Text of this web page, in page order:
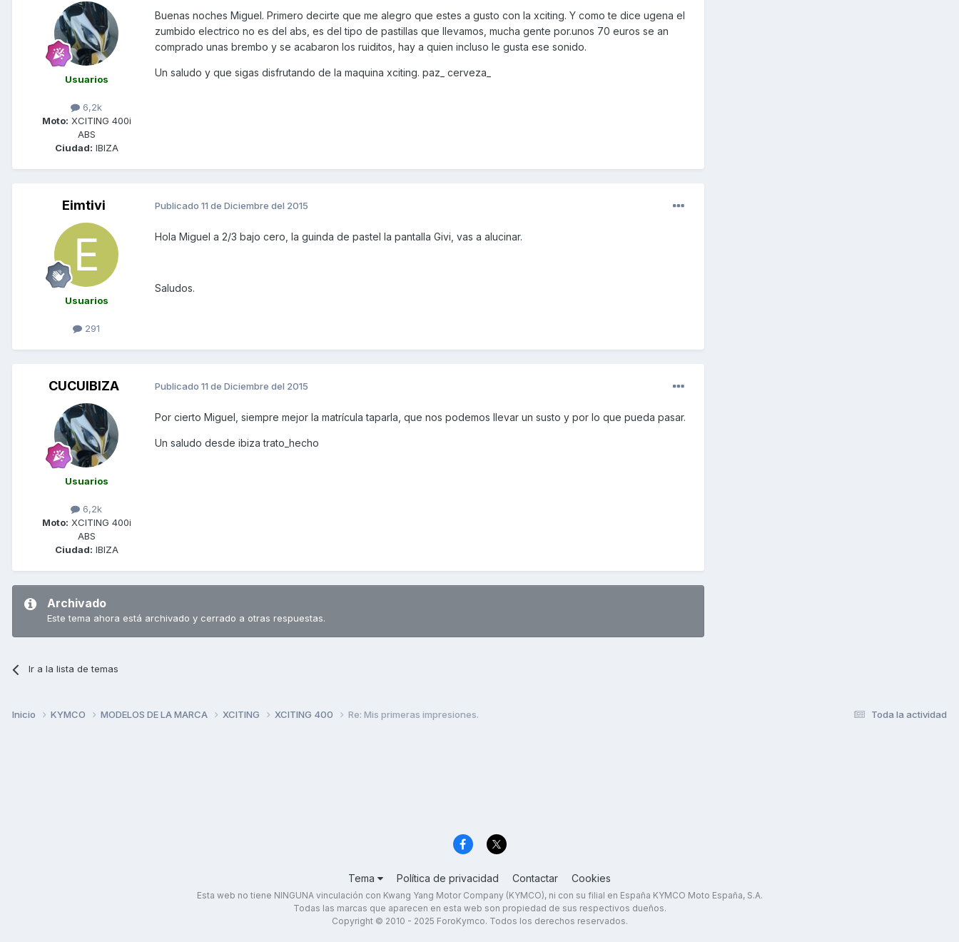
Usuarios
6,2k
Moto: XCITING 400i
ABS
Ciudad: IBIZA
Buenas noches Miguel. Primero decirte que me alegro que estes a gusto con la xciting. Y como te dice ugena el
zumbido electrico no es del abs, es del tipo de pastillas que llevamos, mucha gente por.unos 70 euros se an
comprado unas brembo y se acabaron los ruiditos, hay a quien incluso le gusta ese sonido.
Un saludo y que sigas disfrutando de la maquina xciting. paz_ cerveza_
Eimtivi
Usuarios
291
Publicado 11 de Diciembre del 2015
Hola Miguel a 2/3 bajo cero, la guinda de pastel la pantalla Givi, vas a alucinar.
Saludos.
CUCUIBIZA
Usuarios
6,2k
Moto: XCITING 400i
ABS
Ciudad: IBIZA
Publicado 11 de Diciembre del 2015
Por cierto Miguel, siempre mejor la matrícula taparla, que nos podemos llevar un susto y por lo que pueda pasar.
Un saludo desde ibiza trato_hecho
Archivado
Este tema ahora está archivado y cerrado a otras respuestas.
Ir a la lista de temas
Toda la actividad
Inicio KYMCO MODELOS DE LA MARCA XCITING XCITING 400 Re: Mis primeras impresiones.
Tema Política de privacidad Contactar Cookies
Esta web no tiene NINGUNA vinculación con Kwang Yang Motor Company (KYMCO), ni con su filial en España KYMCO Moto España, S.A.
Todas las marcas que aparecen en esta web son propiedad de sus respectivos dueños.
Copyright © 2010 - 2025 ForoKymco. Todos los derechos reservados.